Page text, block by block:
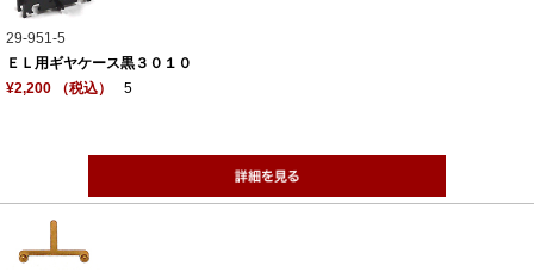
29-951-5
ＥＬ用ギヤケース黒３０１０
¥2,200 （税込）
5